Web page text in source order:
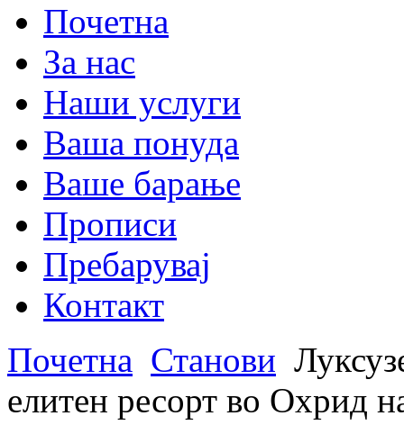
Почетна
За нас
Наши услуги
Ваша понуда
Ваше барање
Прописи
Пребарувај
Контакт
Почетна Станови
елитен ресорт во Охрид